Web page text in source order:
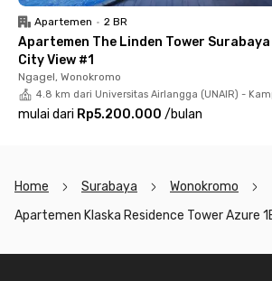
wastafel. Anda juga menggunakan area
dispenser, kulkas, mesin cuci, area parkir,
sauna, hingga rooftop.
Keamanan pun terjamin karena apartemen
dilengkapi CCTV dan jasa security. Harga
Surabaya bulanan ini belum termasuk listrik.
Apartemen • 2 BR
Apartemen The Linden Tower Surabaya
City View #1
Ngagel, Wonokromo
4.8 km dari Universitas Airlangga (UNAIR) -
mulai dari Rp5.200.000 /bulan
Home Surabaya
Wonokromo
Apartemen Klaska Residence Tower Azure